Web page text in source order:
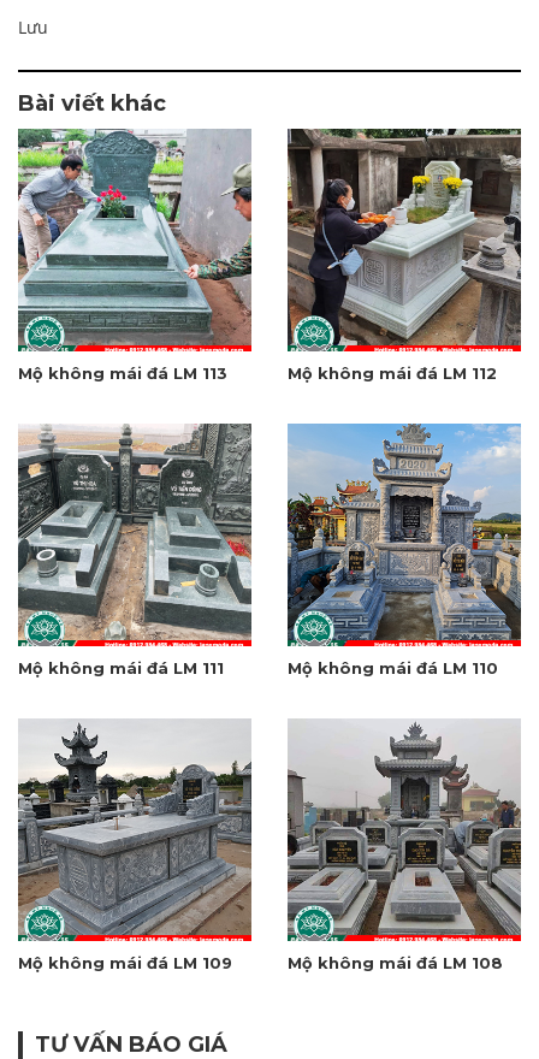
Lưu
Bài viết khác
Mộ không mái đá LM 113 Mộ không mái đá LM 112
Mộ không mái đá LM 111 Mộ không mái đá LM 110
Mộ không mái đá LM 109 Mộ không mái đá LM 108
TƯ VẤN BÁO GIÁ